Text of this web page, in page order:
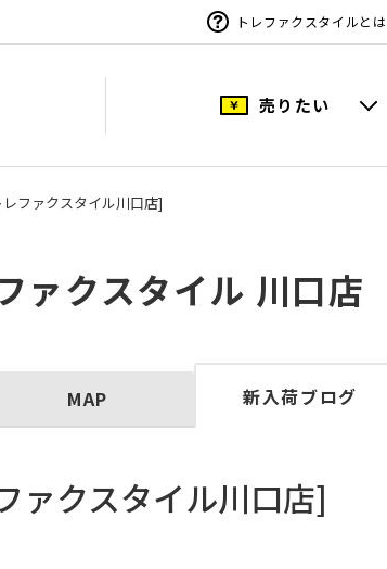
トレファクスタイルとは
売りたい
ファクスタイル川口店]
ァクスタイル 川口店
MAP 新入荷ブログ
ァクスタイル川口店]